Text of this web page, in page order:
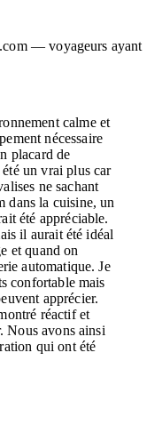
— voyageurs ayant
calme et
nécessaire
placard de
un vrai plus car
ne sachant
dans la cuisine, un
été appréciable.
il aurait été idéal
et quand on
automatique. Je
confortable mais
apprécier.
réactif et
Nous avons ainsi
qui ont été